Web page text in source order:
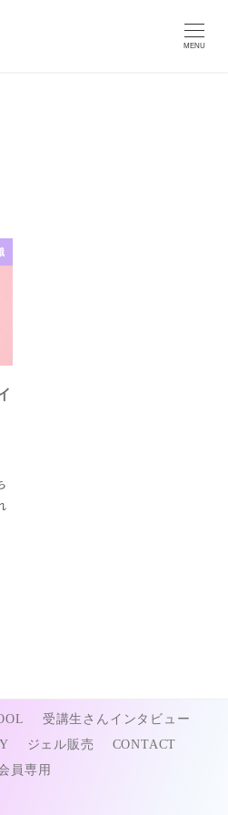
MENU
受講生さんインタビュー
ジェル販売
CONTACT
員専用